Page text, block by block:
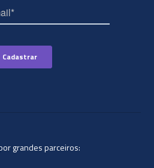
grandes parceiros: